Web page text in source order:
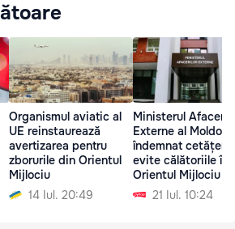
Organismul aviatic al
UE reinstaurează
avertizarea pentru
zborurile din Orientul
Mijlociu
14 Iul. 20:49
Ministerul
Externe al
îndemnat
evite călătoriile în
Orientul Mijlociu
21 Iul. 10:24